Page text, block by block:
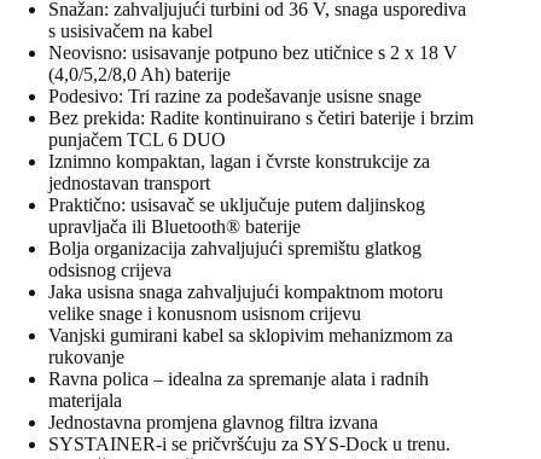
Snažan: zahvaljujući turbini od 36 V, snaga usporediva
s usisivačem na kabel
Neovisno: usisavanje potpuno bez utičnice s 2 x 18 V
(4,0/5,2/8,0 Ah) baterije
Podesivo: Tri razine za podešavanje usisne snage
Bez prekida: Radite kontinuirano s četiri baterije i brzim
punjačem TCL 6 DUO
Iznimno kompaktan, lagan i čvrste konstrukcije za
jednostavan transport
Praktično: usisavač se uključuje putem daljinskog
upravljača ili Bluetooth® baterije
Bolja organizacija zahvaljujući spremištu glatkog
odsisnog crijeva
Jaka usisna snaga zahvaljujući kompaktnom motoru
velike snage i konusnom usisnom crijevu
Vanjski gumirani kabel sa sklopivim mehanizmom za
rukovanje
Ravna polica – idealna za spremanje alata i radnih
materijala
Jednostavna promjena glavnog filtra izvana
SYSTAINER-i se pričvršćuju za SYS-Dock u trenu.